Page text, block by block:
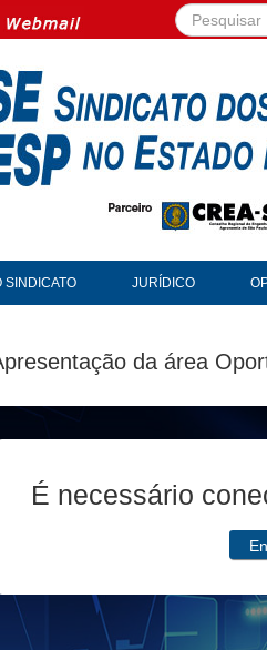
Pesquisar...
SINDICATO JURÍDICO
da área
É necessário